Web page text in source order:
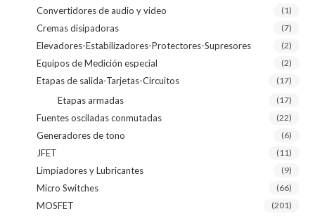
Convertidores de audio y video (1)
Cremas disipadoras (7)
Elevadores-Estabilizadores-Protectores-Supresores (2)
Equipos de Medición especial (2)
Etapas de salida-Tarjetas-Circuitos (17)
Etapas armadas (17)
Fuentes osciladas conmutadas (22)
Generadores de tono (6)
JFET (11)
Limpiadores y Lubricantes (9)
Micro Switches (66)
MOSFET (201)